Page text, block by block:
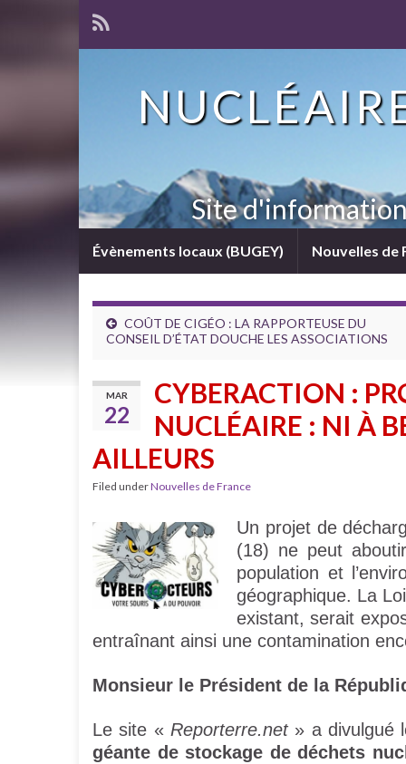
Site
Évènements locaux (BUGEY) Nouvelles de
COÛT DE CIGÉO : LA RAPPORTEUSE DU
CONSEIL D’ÉTAT DOUCHE LES ASSOCIATIONS
MAR
22
CYBERACTION :
NUCLÉAIRE : NI À
AILLEURS
Filed underNouvelles de France
Un projet de
(18) ne peut
population et
géographique. La
existant, serait
entraînant ainsi une contamination
Monsieur le Président de la
Le site « Reporterre.net» a divulgué
géante de stockage de déchets